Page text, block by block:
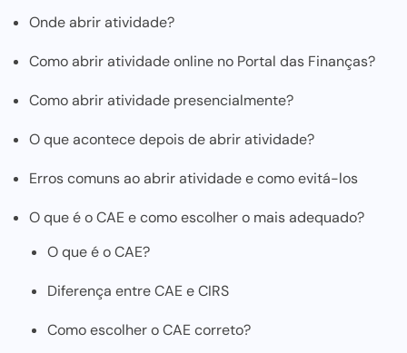
Onde abrir atividade?
Como abrir atividade online no Portal das Finanças?
Como abrir atividade presencialmente?
O que acontece depois de abrir atividade?
Erros comuns ao abrir atividade e como evitá-los
O que é o CAE e como escolher o mais adequado?
O que é o CAE?
Diferença entre CAE e CIRS
Como escolher o CAE correto?